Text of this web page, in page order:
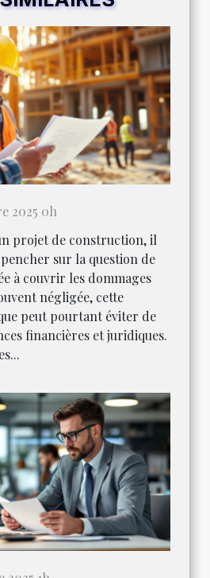
2025 0h
projet de construction, il
sur la question de
à couvrir les dommages
négligée, cette
peut pourtant éviter de
financières et juridiques.